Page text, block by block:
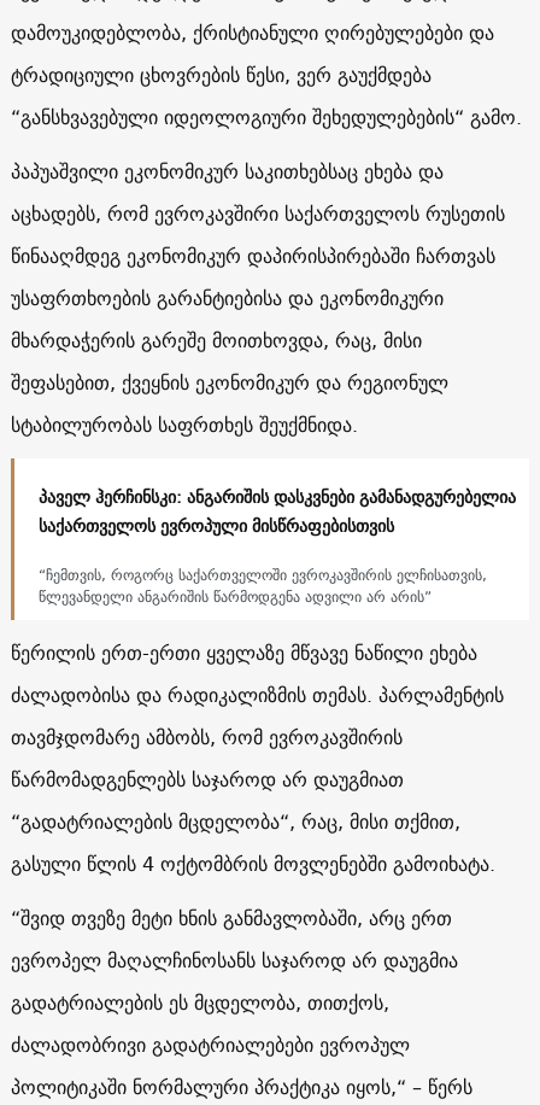
დამოუკიდებლობა, ქრისტიანული ღირებულებები და
ტრადიციული ცხოვრების წესი, ვერ გაუქმდება
“განსხვავებული იდეოლოგიური შეხედულებების“ გამო.
პაპუაშვილი ეკონომიკურ საკითხებსაც ეხება და
აცხადებს, რომ ევროკავშირი საქართველოს რუსეთის
წინააღმდეგ ეკონომიკურ დაპირისპირებაში ჩართვას
უსაფრთხოების გარანტიებისა და ეკონომიკური
მხარდაჭერის გარეშე მოითხოვდა, რაც, მისი
შეფასებით, ქვეყნის ეკონომიკურ და რეგიონულ
სტაბილურობას საფრთხეს შეუქმნიდა.
პაველ ჰერჩინსკი: ანგარიშის დასკვნები გამანადგურებელია
საქართველოს ევროპული მისწრაფებისთვის
“ჩემთვის, როგორც საქართველოში ევროკავშირის ელჩისათვის,
წლევანდელი ანგარიშის წარმოდგენა ადვილი არ არის”
წერილის ერთ-ერთი ყველაზე მწვავე ნაწილი ეხება
ძალადობისა და რადიკალიზმის თემას. პარლამენტის
თავმჯდომარე ამბობს, რომ ევროკავშირის
წარმომადგენლებს საჯაროდ არ დაუგმიათ
“გადატრიალების მცდელობა“, რაც, მისი თქმით,
გასული წლის 4 ოქტომბრის მოვლენებში გამოიხატა.
“შვიდ თვეზე მეტი ხნის განმავლობაში, არც ერთ
ევროპელ მაღალჩინოსანს საჯაროდ არ დაუგმია
გადატრიალების ეს მცდელობა, თითქოს,
ძალადობრივი გადატრიალებები ევროპულ
პოლიტიკაში ნორმალური პრაქტიკა იყოს,“ – წერს